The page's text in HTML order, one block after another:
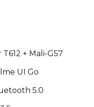
+ Mali-G57
UI Go
5.0